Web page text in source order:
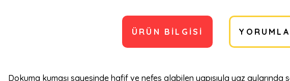
ÜRÜN BILGISI
Dokuma kumaşı sayesinde hafif ve nefes alabilen yapısıyla yaz